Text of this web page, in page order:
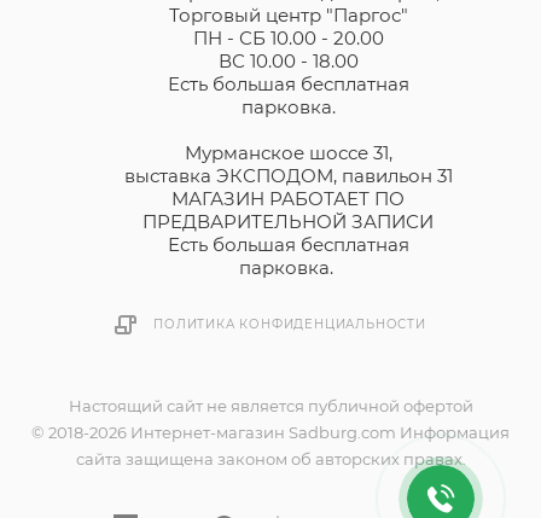
Торговый центр "Паргос"
ПН - СБ 10.00 - 20.00
ВС 10.00 - 18.00
Есть большая бесплатная
парковка.
Мурманское шоссе 31,
выставка ЭКСПОДОМ, павильон 31
МАГАЗИН РАБОТАЕТ ПО
ПРЕДВАРИТЕЛЬНОЙ ЗАПИСИ
Есть большая бесплатная
парковка.
ПОЛИТИКА КОНФИДЕНЦИАЛЬНОСТИ
Настоящий сайт не является публичной офертой
© 2018-2026 Интернет-магазин Sadburg.com Информация
сайта защищена законом об авторских правах.